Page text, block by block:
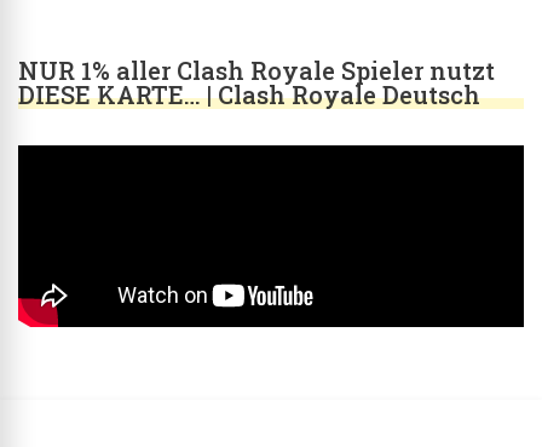
NUR 1% aller Clash Royale Spieler nutzt
DIESE KARTE… | Clash Royale Deutsch